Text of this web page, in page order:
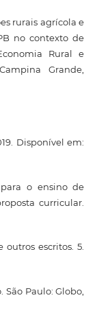
rurais agrícola e
no contexto de
Rural e
Grande,
Disponível em:
para o ensino de
curricular.
outros escritos. 5.
São Paulo: Globo,